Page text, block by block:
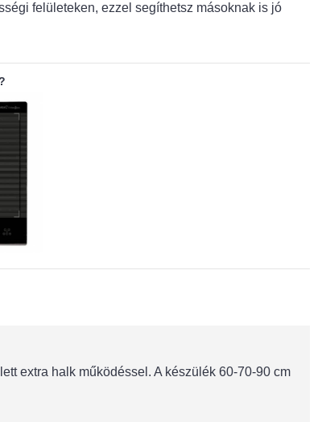
felületeken, ezzel segíthetsz másoknak is jó
extra halk működéssel. A készülék 60-70-90 cm